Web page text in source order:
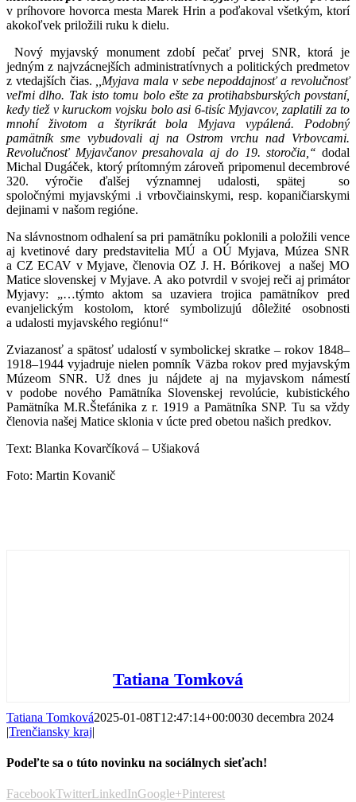
v príhovore hovorca mesta Marek Hrin a poďakoval všetkým, ktorí
akokoľvek priložili ruku k dielu.
Nový myjavský monument zdobí pečať prvej SNR, ktorá je
jedným z najvzácnejších administratívnych a politických predmetov
z vtedajších čias.
,,Myjava mala v sebe nepoddajnosť a revolučnosť
veľmi dlho. Tak isto tomu bolo ešte za protihabsburských povstaní,
kedy tiež v kuruckom vojsku bolo asi 6-tisíc Myjavcov, zaplatili za to
mnohí životom a štyrikrát bola Myjava vypálená. Podobný
pamätník sme vybudovali aj na Ostrom vrchu nad Vrbovcami.
Revolučnosť Myjavčanov presahovala aj do 19. storočia,‘‘ dodal
Michal Dugáček, ktorý prítomným zároveň pripomenul decembrové
320. výročie ďalšej významnej udalosti, spätej so
spoločnými myjavskými .i vrbovčiainskymi, resp. kopaničiarskymi
dejinami v našom regióne.
Na slávnostnom odhalení sa pri pamätníku poklonili a položili vence
aj kvetinové dary predstavitelia MÚ a OÚ Myjava, Múzea SNR
a CZ ECAV v Myjave, členovia OZ J. H. Bórikovej a našej MO
Matice slovenskej v Myjave. A ako potvrdil v svojej reči aj primátor
Myjavy: „…týmto aktom sa uzaviera trojica pamätníkov pred
evanjelickým kostolom, ktoré symbolizujú dôležité osobnosti
a udalosti myjavského regiónu!“
Zviazanosť a spätosť udalostí v symbolickej skratke – rokov 1848–
1918–1944 vyjadruje nielen pomník Väzba rokov pred myjavským
Múzeom SNR. Už dnes ju nájdete aj na myjavskom námestí
v podobe nového Pamätníka Slovenskej revolúcie, kubistického
Pamätníka M.R.Štefánika z r. 1919 a Pamätníka SNP. Tu sa vždy
členovia našej Matice sklonia v úcte pred obetou našich predkov.
Text: Blanka Kovarčíková – Ušiaková
Foto: Martin Kovanič
Tatiana Tomková
Tatiana Tomková2025-01-08T12:47:14+00:0030 decembra 2024
|Trenčiansky kraj|
Podeľte sa o túto novinku na sociálnych sieťach!
FacebookTwitterLinkedInGoogle+Pinterest